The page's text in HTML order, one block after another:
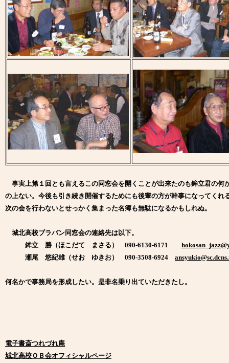
事実上第１回とも言えるこの同窓会を開くことが出来たのも鉾立君の何
の上ない。今後も引き続き開催するためにも後輩の方が幹事になってく
次の会を行わないとせっかく集まった名簿も無駄になるかもしれぬ。
城北高校ブラバン同窓会の連絡先は以下。
鉾立 勝（ほこだて まさる） 090-6130-6171
瀬尾 悠紀雄（せお ゆきお） 090-3508-6924
何名かで事務局を形成したい。是非名乗り出ていただきたし。
電子書斎つれづれ庵
城北高校ＯＢ会オフィシャルページ